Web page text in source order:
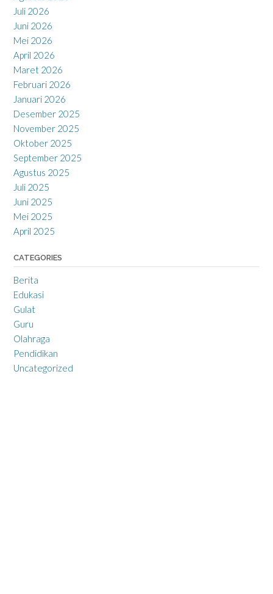
Juli 2026
Juni 2026
Mei 2026
April 2026
Maret 2026
Februari 2026
Januari 2026
Desember 2025
November 2025
Oktober 2025
September 2025
Agustus 2025
Juli 2025
Juni 2025
Mei 2025
April 2025
CATEGORIES
Berita
Edukasi
Gulat
Guru
Olahraga
Pendidikan
Uncategorized